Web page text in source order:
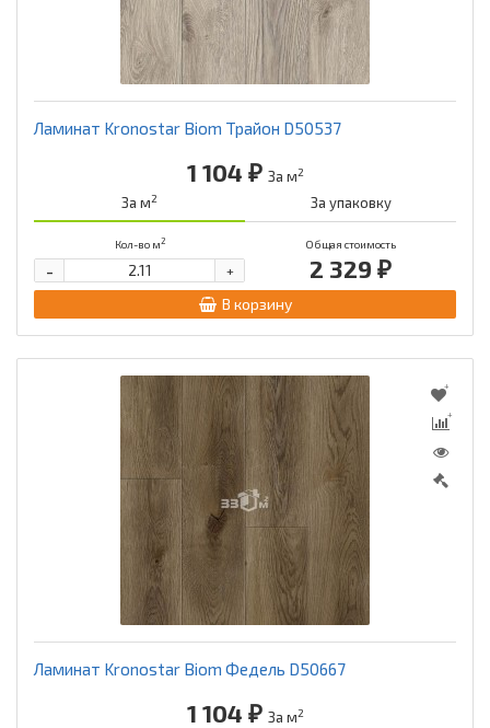
Schatten Flooring Sensa
Tarkett Tatami
Unilin Vitality (by Balterio)
Синтерос
Ламинат Kronostar Biom Трайон D50537
1 104 ₽ За м2
За м2 За упаковку
Кол-во м2 Общая стоимость
2 329 ₽
+
-
В корзину
Ламинат Kronostar Biom Федель D50667
1 104 ₽ За м2